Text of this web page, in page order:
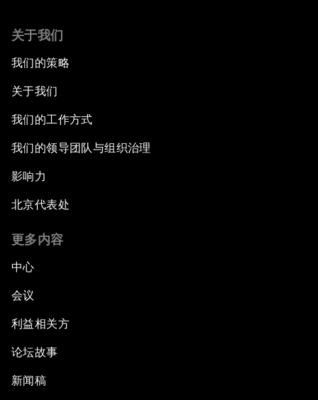
关于我们
我们的策略
关于我们
我们的工作方式
我们的领导团队与组织治理
影响力
北京代表处
更多内容
中心
会议
利益相关方
论坛故事
新闻稿